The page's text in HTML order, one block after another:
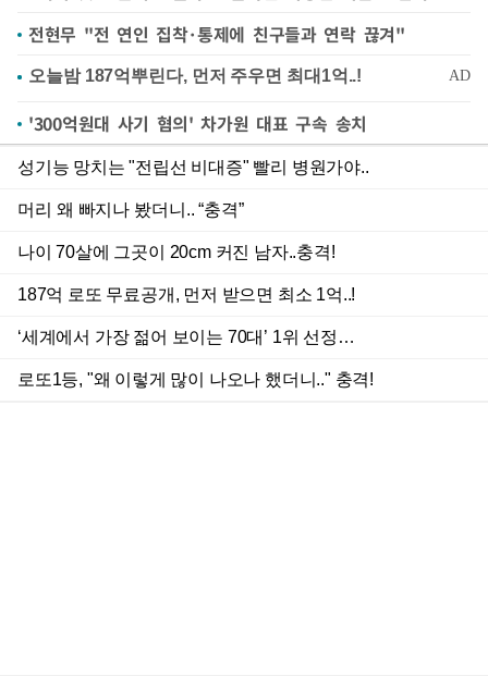
전현무 "전 연인 집착·통제에 친구들과 연락 끊겨"
'300억원대 사기 혐의' 차가원 대표 구속 송치